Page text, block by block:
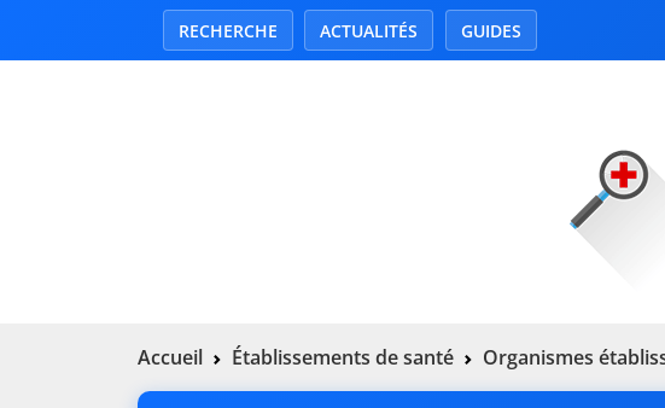
RECHERCHE ACTUALITÉS GUIDES
Accueil Établissements de santé Organismes